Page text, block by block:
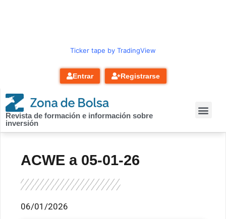
Ticker tape by TradingView
Entrar Registrarse
Revista de formación e información sobre
inversión
ACWE a 05-01-26
06/01/2026